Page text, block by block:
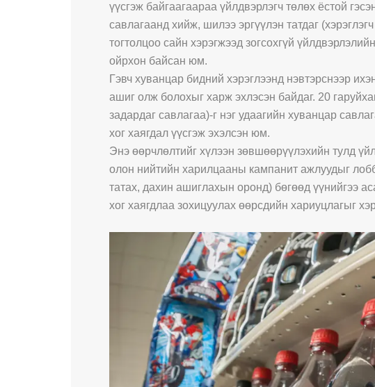
үүсгэж байгаагаараа үйлдвэрлэгч төлөх ёстой
савлагаанд хийж, шилээ эргүүлэн татдаг
тогтолцоо сайн хэрэгжээд зогсохгүй
ойрхон байсан юм.
Гэвч хуванцар бидний хэрэглээнд нэвтэрснээр
ашиг олж болохыг харж эхлэсэн байдаг. 20
задардаг савлагаа)-г нэг удаагийн хуванцар
хог хаягдал үүсгэж эхэлсэн юм.
Энэ өөрчлөлтийг хүлээн зөвшөөрүүлэхийн тулд
олон нийтийн харилцааны кампанит ажлуудыг
татах, дахин ашиглахын оронд) бөгөөд үүнийгээ
хог хаягдлаа зохицуулах өөрсдийн хариуцлагыг